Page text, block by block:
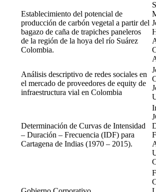
Establecimiento del potencial de
producción de carbón vegetal a partir del
bagazo de caña de trapiches paneleros
de la región de la hoya del río Suárez
Colombia.
Análisis descriptivo de redes sociales en
el mercado de proveedores de equity de
infraestructura vial en Colombia
Determinación de Curvas de Intensidad
– Duración – Frecuencia (IDF) para
Cartagena de Indias (1970 – 2015).